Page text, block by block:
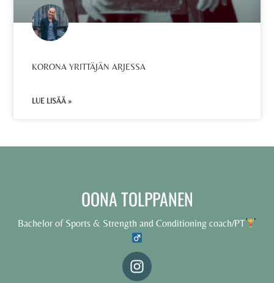
KORONA YRITTÄJÄN ARJESSA
LUE LISÄÄ »
OONA TOLPPANEN
Bachelor of Sports & Strength and Conditioning coach/PT